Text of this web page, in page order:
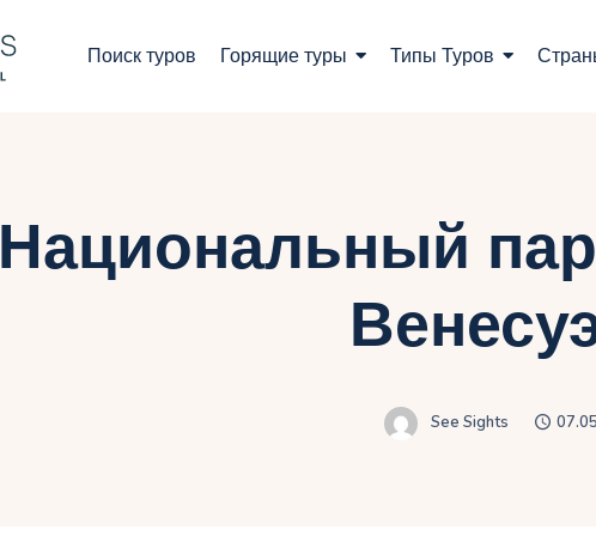
Поиск туров Горящие туры Типы Туров
Инфо
Контакты
Национальный
See Sights